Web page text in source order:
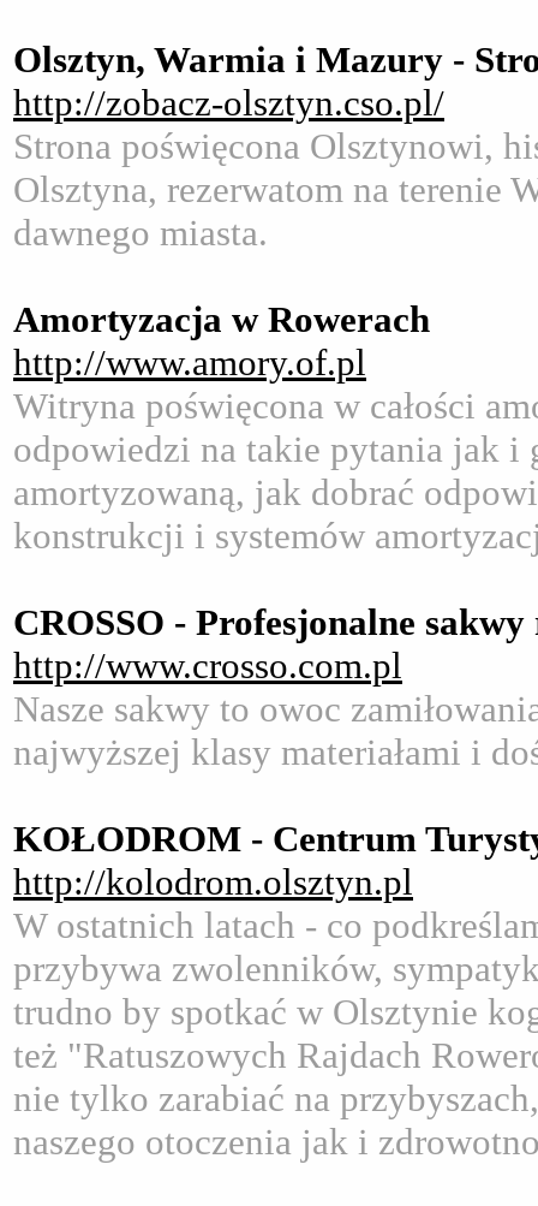
Olsztyn, Warmia i Mazury -
http://zobacz-olsztyn.cso.pl/
Strona poświęcona Olsztynowi,
Olsztyna, rezerwatom na terenie
dawnego miasta.
Amortyzacja w Rowerach
http://www.amory.of.pl
Witryna poświęcona w całości
odpowiedzi na takie pytania jak i
amortyzowaną, jak dobrać
konstrukcji i systemów
CROSSO - Profesjonalne sakwy
http://www.crosso.com.pl
Nasze sakwy to owoc
najwyższej klasy materiałami i
KOŁODROM - Centrum
http://kolodrom.olsztyn.pl
W ostatnich latach - co
przybywa zwolenników,
trudno by spotkać w Olsztynie
też "Ratuszowych Rajdach
nie tylko zarabiać na
naszego otoczenia jak i